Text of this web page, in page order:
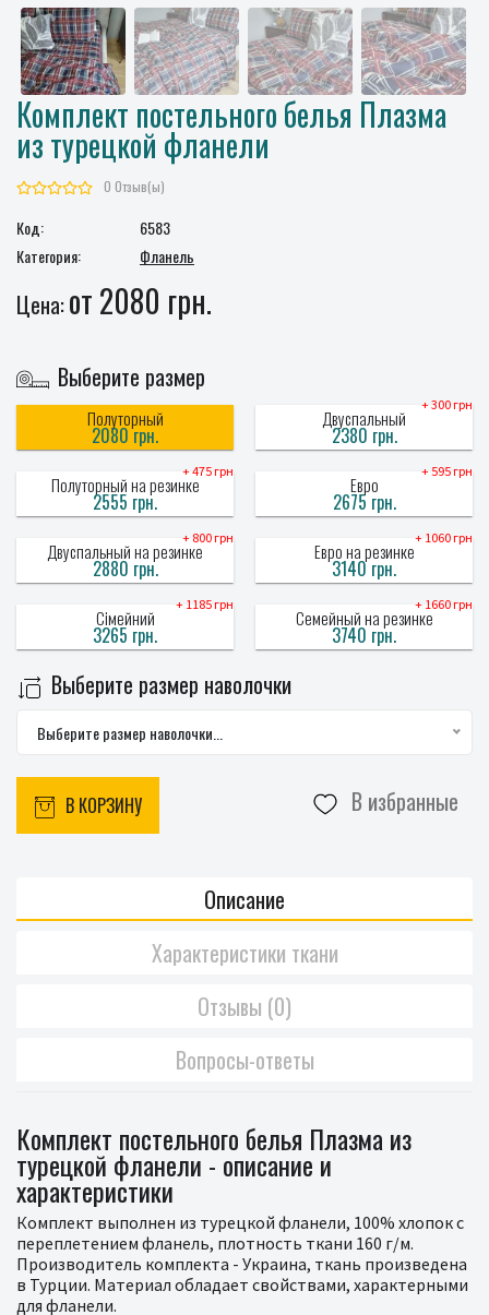
Комплект постельного белья Плазма
из турецкой фланели
0 Отзыв(ы)
Код:
6583
Категория:
Фланель
Цена:от 2080 грн.
Выберите размер
Полуторный
2080 грн.
+ 300 грн
Двуспальный
2380 грн.
+ 475 грн
Полуторный на резинке
2555 грн.
+ 595 грн
Евро
2675 грн.
+ 800 грн
Двуспальный на резинке
2880 грн.
+ 1060 грн
Евро на резинке
3140 грн.
+ 1185 грн
Сімейний
3265 грн.
+ 1660 грн
Семейный на резинке
3740 грн.
Выберите размер наволочки
Выберите размер наволочки...
В КОРЗИНУ В избранные
Описание
Характеристики ткани
Отзывы (0)
Вопросы-ответы
Комплект постельного белья Плазма из
турецкой фланели - описание и
характеристики
Комплект выполнен из турецкой фланели, 100% хлопок с
переплетением фланель, плотность ткани 160 г/м.
Производитель комплекта - Украина, ткань произведена
в Турции. Материал обладает свойствами, характерными
для фланели.